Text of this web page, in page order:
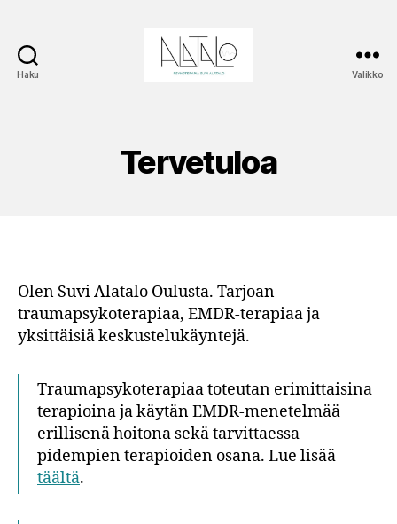
Haku Valikko
Tervetuloa
Olen Suvi Alatalo Oulusta. Tarjoan
traumapsykoterapiaa, EMDR-terapiaa ja
yksittäisiä keskustelukäyntejä.
Traumapsykoterapiaa toteutan erimittaisina
terapioina ja käytän EMDR-menetelmää
erillisenä hoitona sekä tarvittaessa
pidempien terapioiden osana. Lue lisää
täältä.